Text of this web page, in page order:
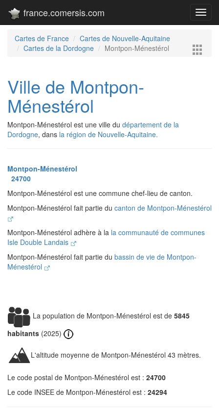
france.comersis.com
Cartes de France
Cartes de Nouvelle-Aquitaine
Cartes de la Dordogne
Montpon-Ménestérol
Ville de Montpon-
Ménestérol
Montpon-Ménestérol est une ville du département de la
Dordogne, dans la région de Nouvelle-Aquitaine.
Montpon-Ménestérol
24700
Montpon-Ménestérol est une commune chef-lieu de canton.
Montpon-Ménestérol fait partie du canton de Montpon-Ménestérol
Montpon-Ménestérol adhère à la la communauté de communes
Isle Double Landais
Montpon-Ménestérol fait partie du bassin de vie de Montpon-
Ménestérol
La population de Montpon-Ménestérol est de 5845
habitants (2025)
L'altitude moyenne de Montpon-Ménestérol 43 mètres.
Le code postal de Montpon-Ménestérol est : 24700
Le code INSEE de Montpon-Ménestérol est : 24294